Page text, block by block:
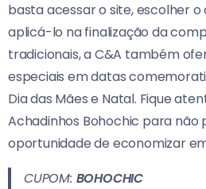
basta acessar o site, escolher
aplicá-lo na finalização da
tradicionais, a C&A também
especiais em datas
Dia das Mães e Natal. Fique
Achadinhos Bohochic para não
oportunidade de economizar
CUPOM: BOHOCHIC